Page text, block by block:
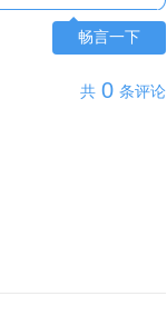
畅言一下
共 0 条评论